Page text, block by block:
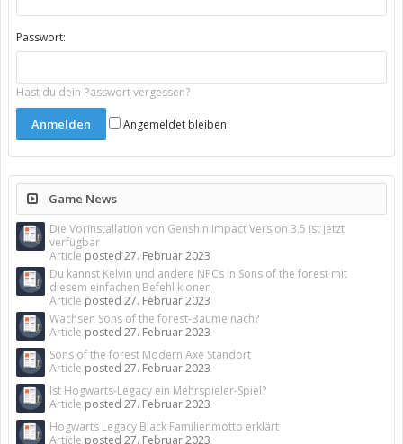
Passwort:
Hast du dein Passwort vergessen?
Angemeldet bleiben
Game News
Die Vorinstallation von Genshin Impact Version 3.5 ist jetzt
verfügbar
Article posted 27. Februar 2023
Du kannst Kelvin und andere NPCs in Sons of the forest mit
diesem einfachen Befehl klonen
Article posted 27. Februar 2023
Wachsen Sons of the forest-Bäume nach?
Article posted 27. Februar 2023
Sons of the forest Modern Axe Standort
Article posted 27. Februar 2023
Ist Hogwarts-Legacy ein Mehrspieler-Spiel?
Article posted 27. Februar 2023
Hogwarts Legacy Black Familienmotto erklärt
Article posted 27. Februar 2023